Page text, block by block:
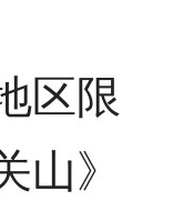
区限
山》